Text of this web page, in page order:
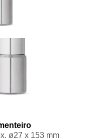
ø27 x 153 mm